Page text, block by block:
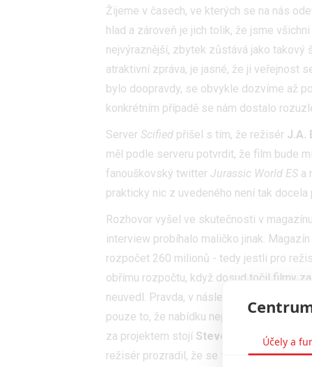
Žijeme v časech, ve kterých se na nás
hlad a zároveň je jich tolik, že jsme
nejvýraznější, zbytek zůstává jako takový
atraktivní zpráva, je jasné, že ji veřejnost
bylo doopravdy, se obvykle dozvíme až
konkrétním případě se nám dostalo
Server Scified přišel s tím, že režisér J.A.
měl podle serveru potvrdit, že film bude
fanouškovský twitter Jurassic World ES a
prakticky nic z uvedeného není tak docela
Rozhovor vyšel ve skutečnosti v
interview probíhalo maličko jinak.
rozpočet 260 milionů - tedy jestli pro
obřímu rozpočtu, když dosud točil filmy
neuvedl. Pravda, v následné odpovědi ji
pouze to, že nabídku nepřijal kvůli tomu,
za projektem stojí Steven Spielberg
,
režisér prozradil, že se film nebude
Účely a